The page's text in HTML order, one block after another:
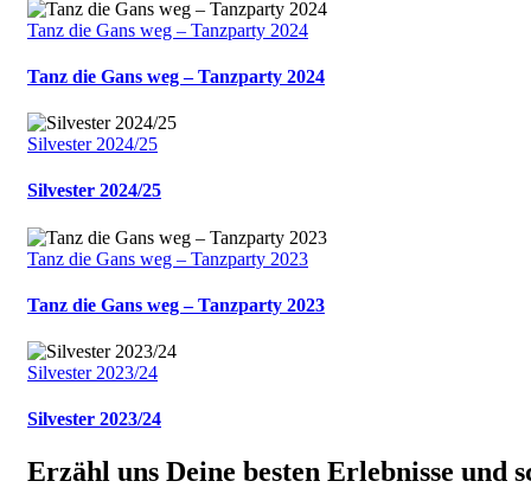
Tanz die Gans weg – Tanzparty 2024
Tanz die Gans weg – Tanzparty 2024
Silvester 2024/25
Silvester 2024/25
Tanz die Gans weg – Tanzparty 2023
Tanz die Gans weg – Tanzparty 2023
Silvester 2023/24
Silvester 2023/24
Erzähl uns Deine besten Erlebnisse und